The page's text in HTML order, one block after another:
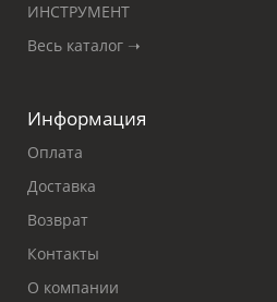
ИНСТРУМЕНТ
Весь каталог ➝
Информация
Оплата
Доставка
Возврат
Контакты
О компании